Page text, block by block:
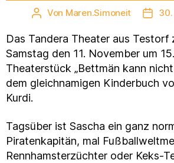
Beitragsautor
Von Maren.Simoneit
Das Tandera Theater aus Testorf
Samstag den 11. November um
Theaterstück „Bettmän kann
dem gleichnamigen Kinderbuch
Kurdi.
Tagsüber ist Sascha ein ganz
Piratenkapitän, mal
Rennhamsterzüchter oder Keks-